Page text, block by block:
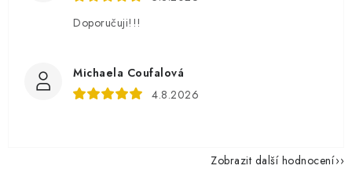
Doporučuji!!!
Michaela Coufalová
4.8.2026
Zobrazit další hodnocení